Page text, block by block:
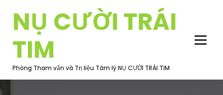
contentNỤ CƯỜI TRÁI
TIM
Phòng Tham vấn và Trị liệu Tâm lý NỤ CƯỜI TRÁI TIM